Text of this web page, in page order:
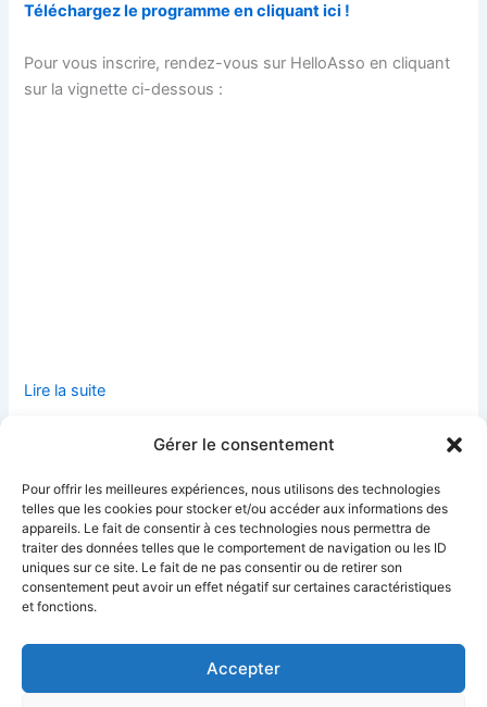
Gérer le consentement
Pour offrir les meilleures expériences, nous utilisons des technologies
telles que les cookies pour stocker et/ou accéder aux informations des
appareils. Le fait de consentir à ces technologies nous permettra de
traiter des données telles que le comportement de navigation ou les ID
uniques sur ce site. Le fait de ne pas consentir ou de retirer son
consentement peut avoir un effet négatif sur certaines caractéristiques
et fonctions.
Accepter
Téléchargez le programme en cliquant ici !
Pour vous inscrire, rendez-vous sur HelloAsso en cliquant
sur la vignette ci-dessous :
Lire la suite
Voir le calendrier complet
« Mais comment
pensent les
médecins ? » :
Forum samedi 11
mars à 17h
Assemblée
générale 2023 du
REV : samedi 1er
avril à Paris et sur
1 avril 2023